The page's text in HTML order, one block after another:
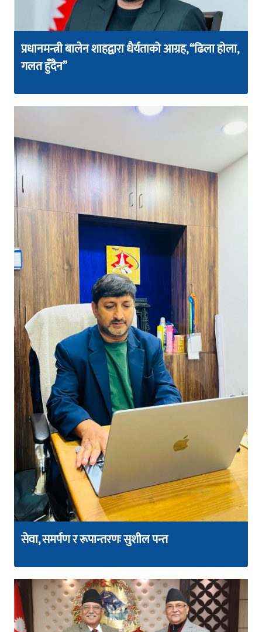
प्रधानमन्त्री बालेन शाहद्वारा धैर्यताको आग्रह, “ढिला होला,
गलत हुँदैन”
सेवा, समर्पण र रूपान्तरणः सुशील पन्त